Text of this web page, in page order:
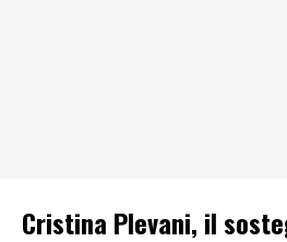
Cristina Plevani, il